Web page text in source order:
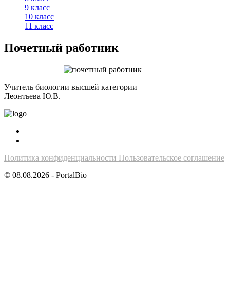
9 класс
10 класс
11 класс
Почетный работник
Учитель биологии высшей категории
Леонтьева Ю.В.
Политика конфиденциальности Пользовательское соглашение
© 08.08.2026 - PortalBio